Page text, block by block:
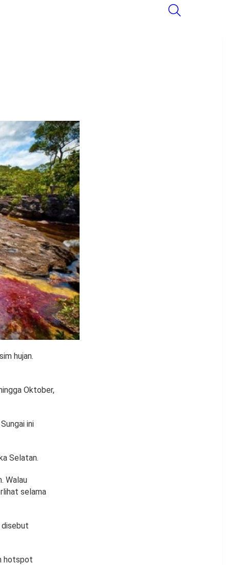
hujan.
Oktober,
ini
Selatan.
Walau
selama
disebut
hotspot